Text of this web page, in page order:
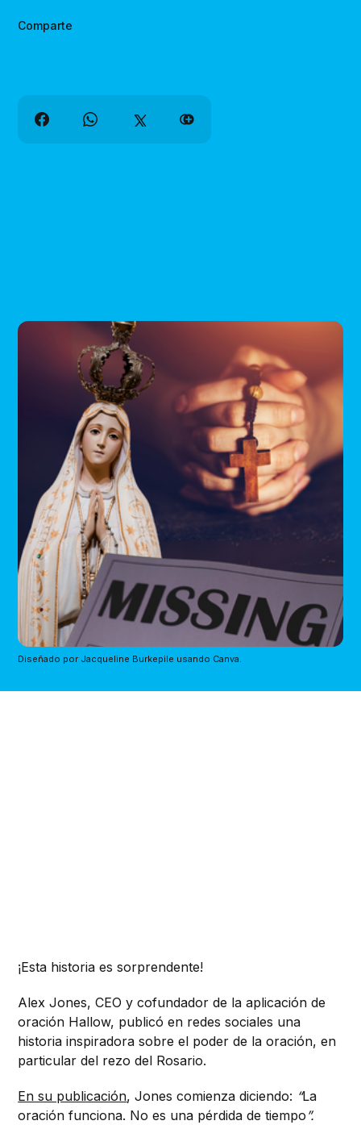
Comparte
Diseñado por Jacqueline Burkepile usando Canva.
¡Esta historia es sorprendente!
Alex Jones, CEO y cofundador de la aplicación de
oración Hallow, publicó en redes sociales una
historia inspiradora sobre el poder de la oración, en
particular del rezo del Rosario.
En su publicación, Jones comienza diciendo: “La
oración funciona. No es una pérdida de tiempo ”.